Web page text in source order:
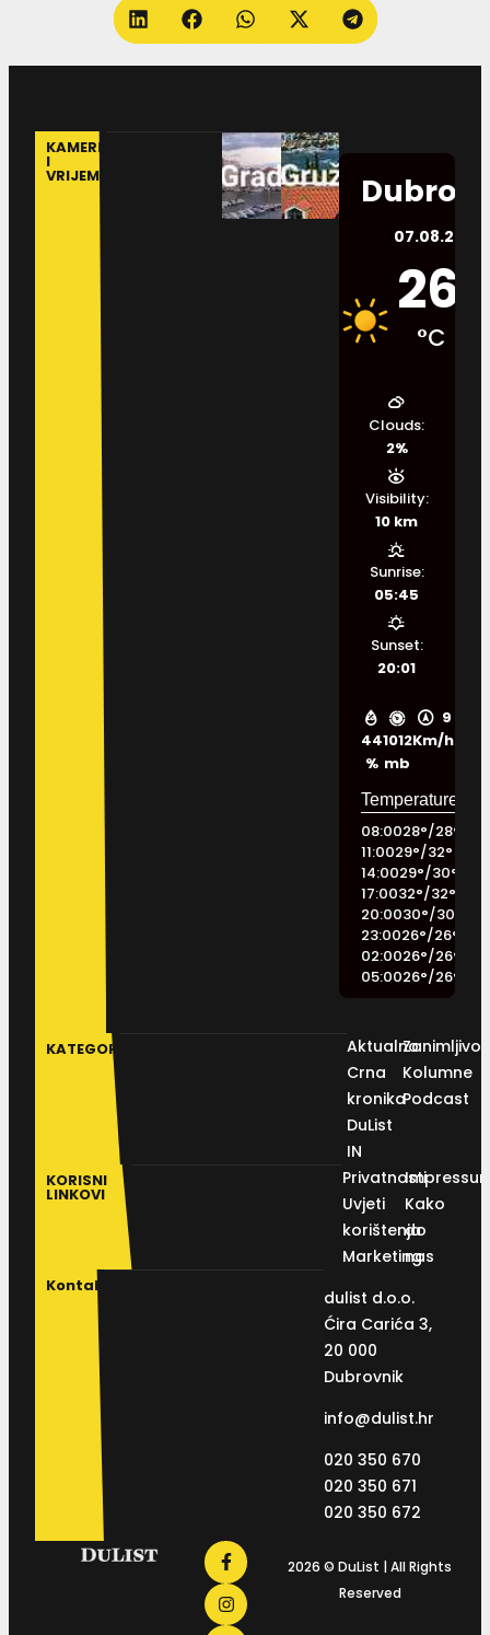
KAMERE
I
VRIJEME
07.08.2026.
26
°C
44
%
1012
mb
9
Km/h
Clouds:
2%
Visibility:
10 km
Sunrise:
05:45
Sunset:
20:01
08:0028°/28°
11:0029°/32°
14:0029°/30°
17:0032°/32°
20:0030°/30
23:0026°/26°
02:0026°/26°
05:0026°/26°
KATEGORIJE
Aktualno
Crna
kronika
DuList
IN
Kolumne
Podcast
KORISNI
LINKOVI
Privatnosti
Uvjeti
korištenja
Marketing
Kako
do
nas
Kontakt
dulist d.o.o.
Ćira Carića 3,
20 000
Dubrovnik
info@dulist.hr
020 350 670
020 350 671
020 350 672
2026 © DuList | All Rights
Reserved